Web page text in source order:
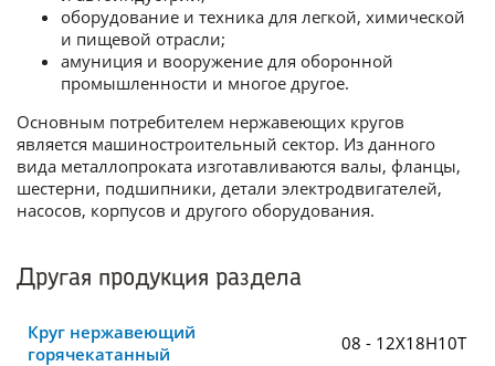
оборудование и техника для легкой, химической
и пищевой отрасли;
амуниция и вооружение для оборонной
промышленности и многое другое.
Основным потребителем нержавеющих кругов
является машиностроительный сектор. Из данного
вида металлопроката изготавливаются валы, фланцы,
шестерни, подшипники, детали электродвигателей,
насосов, корпусов и другого оборудования.
Другая продукция раздела
Круг нержавеющий
горячекатанный
08 - 12Х18Н10Т